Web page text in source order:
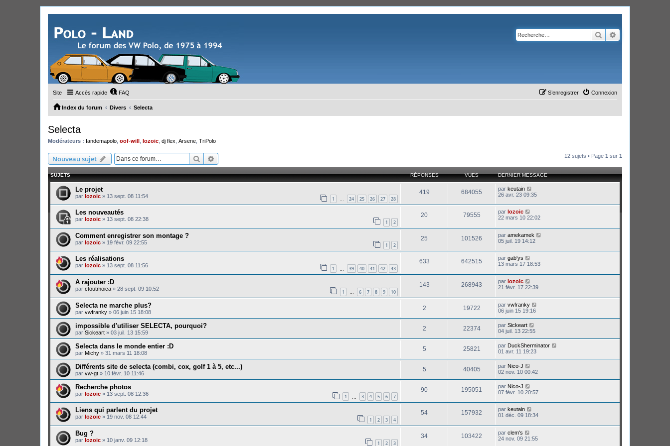
Rechercher
Site Accès rapide FAQ Connexion
S’enregistrer
Index du forum Divers Selecta
Selecta
Modérateurs : fandemapolo oof-will lozoic dj flex Arsene TriPolo
Nouveau sujet Rechercher 12 sujets • Page 1 sur 1
SUJETS RÉPONSES VUES DERNIER MESSAGE
Le projet
par lozoic » 13 sept. 08 11:54 1 24 25 26 27 28
419 684055 par keutain
26 avr. 23 09:35
Les nouveautés
par lozoic » 13 sept. 08 22:38 1 2
20 79555 par lozoic
22 mars 10 22:02
Comment enregistrer son montage ?
par lozoic » 19 févr. 09 22:55 1 2
25 101526 par amekamek
05 juil. 19 14:12
Les réalisations
par lozoic » 13 sept. 08 11:56 1 39 40 41 42 43
633 642515 par gab'ys
13 mars 17 18:53
A rajouter :D
par ctoutmoica » 28 sept. 09 10:52 1 … 6 7 8 9 10
143 268943 par lozoic
21 févr. 17 22:39
Selecta ne marche plus?
par vwfranky » 06 juin 15 18:08
2 19722 par vwfranky
06 juin 15 19:16
impossible d'utiliser SELECTA, pourquoi?
par Sickeart » 03 juil. 13 15:59
2 22374 par Sickeart
04 juil. 13 22:55
Selecta dans le monde entier :D
par Michy » 31 mars 11 18:08
5 25821 par DuckSherminator
01 avr. 11 19:23
Différents site de selecta (combi, cox, golf 1 à 5, etc...)
par vw-gt » 10 févr. 10 11:46
5 40405 par Nico-J
02 nov. 10 00:42
Recherche photos
par lozoic » 13 sept. 08 12:36 1 3 4 5 6 7
90 195051 par Nico-J
07 févr. 10 20:57
Liens qui parlent du projet
par lozoic » 19 nov. 08 12:44 1 2 3 4
54 157932 par keutain
01 déc. 09 18:34
Bug ?
par lozoic » 10 janv. 09 12:18 1 2 3
34 103422 par clem's
24 nov. 09 21:55